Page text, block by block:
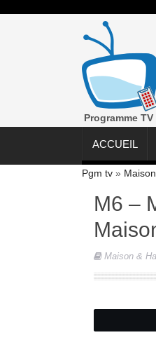
Programme
ACCUEIL
Pgm tv »
M6 –
Maison &